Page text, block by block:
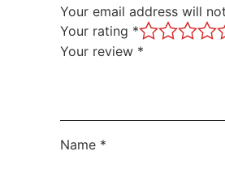
Your email address will
Your rating *
Your review *
Name *